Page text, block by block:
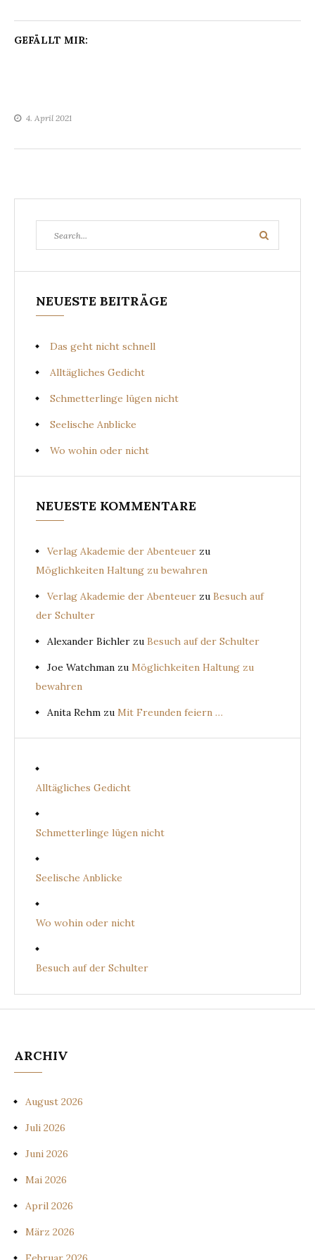
GEFÄLLT MIR:
4. April 2021
for:
Search
NEUESTE BEITRÄGE
Das geht nicht schnell
Alltägliches Gedicht
Schmetterlinge lügen nicht
Seelische Anblicke
Wo wohin oder nicht
NEUESTE KOMMENTARE
Verlag Akademie der Abenteuer zu
Möglichkeiten Haltung zu bewahren
Verlag Akademie der Abenteuer zu Besuch auf
der Schulter
Alexander Bichler zu Besuch auf der Schulter
Joe Watchman zu Möglichkeiten Haltung zu
bewahren
Anita Rehm zu Mit Freunden feiern …
Alltägliches Gedicht
Schmetterlinge lügen nicht
Seelische Anblicke
Wo wohin oder nicht
Besuch auf der Schulter
ARCHIV
August 2026
Juli 2026
Juni 2026
Mai 2026
April 2026
März 2026